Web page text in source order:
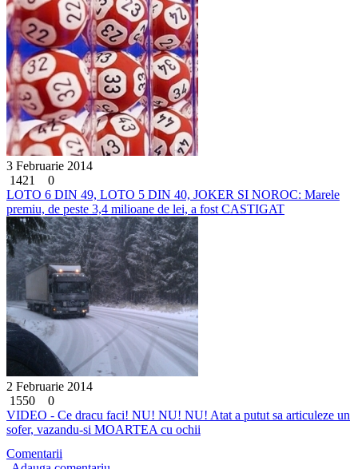
3 Februarie 2014
1421
0
LOTO 6 DIN 49, LOTO 5 DIN 40, JOKER SI NOROC: Marele
premiu, de peste 3,4 milioane de lei, a fost CASTIGAT
2 Februarie 2014
1550
0
VIDEO - Ce dracu faci! NU! NU! NU! Atat a putut sa articuleze un
sofer, vazandu-si MOARTEA cu ochii
Comentarii